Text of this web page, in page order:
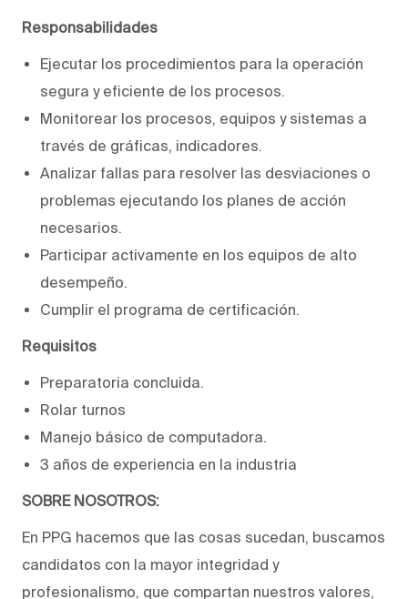
Responsabilidades
Ejecutar los procedimientos para la operación
segura y eficiente de los procesos.
Monitorear los procesos, equipos y sistemas a
través de gráficas, indicadores.
Analizar fallas para resolver las desviaciones o
problemas ejecutando los planes de acción
necesarios.
Participar activamente en los equipos de alto
desempeño.
Cumplir el programa de certificación.
Requisitos
Preparatoria concluida.
Rolar turnos
Manejo básico de computadora.
3 años de experiencia en la industria
SOBRE NOSOTROS:
En PPG hacemos que las cosas sucedan, buscamos
candidatos con la mayor integridad y
profesionalismo, que compartan nuestros valores,